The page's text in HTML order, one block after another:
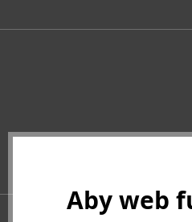
Aby web